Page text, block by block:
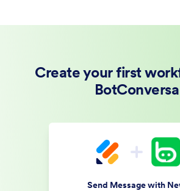
Create your first
BotConversa
Send Message with